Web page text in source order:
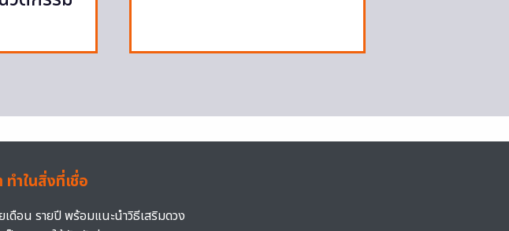
ำในสิ่งที่เชื่อ
ดือน รายปี พร้อมแนะนำวิธีเสริมดวง